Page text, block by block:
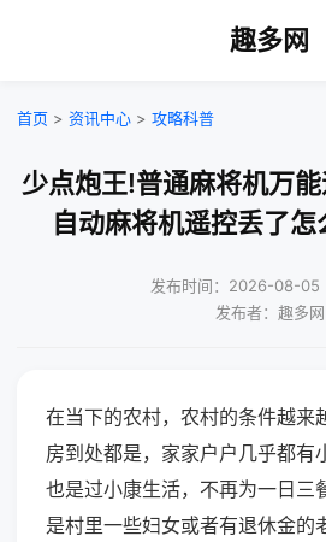
趣多网
首页 > 资讯中心 > 攻略科普
少点炮王!普通麻将机万能
自动麻将机遥控丢了
发布时间：2026-08-05
发布者：趣多网
在当下的农村，农村的条件越来
房到处都是，家家户户几乎都有
也是过小康生活，不再为一日三
是村里一些妇女或者有退休金的